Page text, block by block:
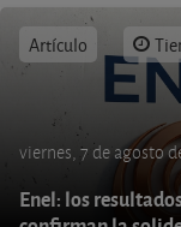
Artículo
viernes, 7 de agosto
Enel: los